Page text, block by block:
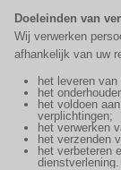
Doeleinden van
Wij verwerken
afhankelijk van uw
het leveren
het
het voldoen
verplichtingen;
het verwerken
het verzenden
het verbeteren
dienstverlening.